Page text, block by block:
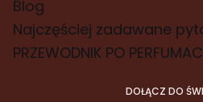
Blog
Najczęściej zadawane
PRZEWODNIK PO
DOŁĄCZ DO